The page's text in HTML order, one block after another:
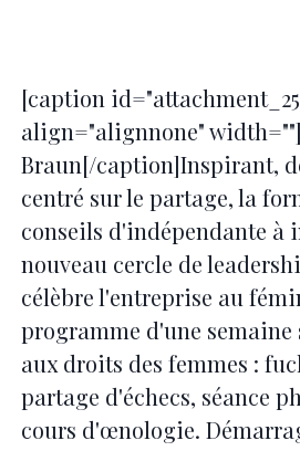
[caption
align="alignnone"
Braun[/caption]Inspirant,
centré sur le partage, la
conseils d'indépendante à
nouveau cercle de
célèbre l'entreprise au
programme d'une semaine
aux droits des femmes :
partage d'échecs, séance
cours d'œnologie.